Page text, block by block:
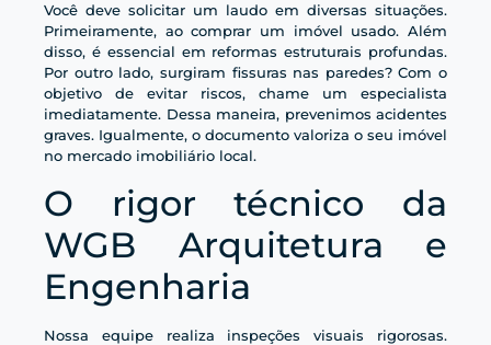
Você deve solicitar um laudo em diversas situações.
Primeiramente, ao comprar um imóvel usado. Além
disso, é essencial em reformas estruturais profundas.
Por outro lado, surgiram fissuras nas paredes? Com o
objetivo de evitar riscos, chame um especialista
imediatamente. Dessa maneira, prevenimos acidentes
graves. Igualmente, o documento valoriza o seu imóvel
no mercado imobiliário local.
O rigor técnico da
WGB Arquitetura e
Engenharia
Nossa equipe realiza inspeções visuais rigorosas.